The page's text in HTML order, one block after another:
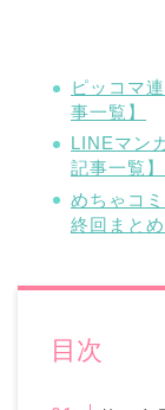
ピッコマ
事一覧】
LINEマン
記事一覧】
めちゃコ
終回まと
目次